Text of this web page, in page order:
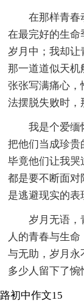
在那样青春
在最完好的生命
岁月中；我却让
那一道道似天机
张张写满痛心
法摆脱失败时，
我是个爱缅
把他们当成珍贵
毕竟他们让我哭
都是要不断面
是逃避现实的表
岁月无语，
人的青春与生
与无助，岁月永
多少人留下了惋
路初中作文15